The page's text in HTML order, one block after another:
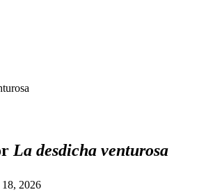
La desdicha venturosa
18, 2026